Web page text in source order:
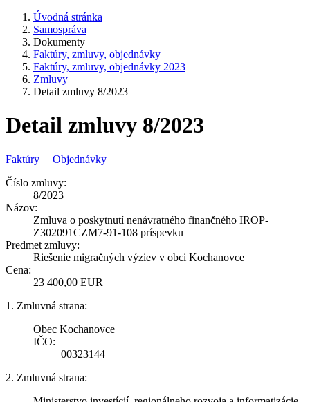
Úvodná stránka
Samospráva
Dokumenty
Faktúry, zmluvy, objednávky
Faktúry, zmluvy, objednávky 2023
Zmluvy
Detail zmluvy 8/2023
Detail zmluvy 8/2023
Faktúry | Objednávky
Číslo zmluvy:
8/2023
Názov:
Zmluva o poskytnutí nenávratného finančného IROP-
Z302091CZM7-91-108 príspevku
Predmet zmluvy:
Riešenie migračných výziev v obci Kochanovce
Cena:
23 400,00 EUR
1. Zmluvná strana:
Obec Kochanovce
IČO:
00323144
2. Zmluvná strana: